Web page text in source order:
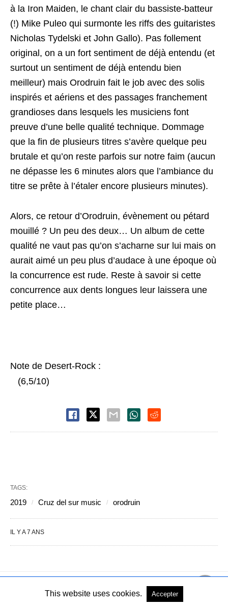
à la Iron Maiden, le chant clair du bassiste-batteur
(!) Mike Puleo qui surmonte les riffs des guitaristes
Nicholas Tydelski et John Gallo). Pas follement
original, on a un fort sentiment de déjà entendu (et
surtout un sentiment de déjà entendu bien
meilleur) mais Orodruin fait le job avec des solis
inspirés et aériens et des passages franchement
grandioses dans lesquels les musiciens font
preuve d’une belle qualité technique. Dommage
que la fin de plusieurs titres s’avère quelque peu
brutale et qu’on reste parfois sur notre faim (aucun
ne dépasse les 6 minutes alors que l’ambiance du
titre se prête à l’étaler encore plusieurs minutes).
Alors, ce retour d’Orodruin, évènement ou pétard
mouillé ? Un peu des deux… Un album de cette
qualité ne vaut pas qu’on s’acharne sur lui mais on
aurait aimé un peu plus d’audace à une époque où
la concurrence est rude. Reste à savoir si cette
concurrence aux dents longues leur laissera une
petite place…
Note de Desert-Rock :
(6,5/10)
TAGS:
2019 Cruz del sur music orodruin
IL Y A 7 ANS
Copyright © 2004-2026 - Tous droits réservés Voir la version PC
This website uses cookies. Accepter